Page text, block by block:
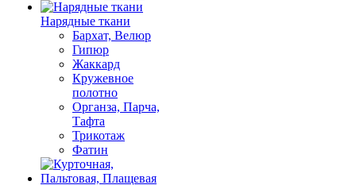
Нарядные ткани
Бархат, Велюр
Гипюр
Жаккард
Кружевное
полотно
Органза, Парча,
Тафта
Трикотаж
Фатин